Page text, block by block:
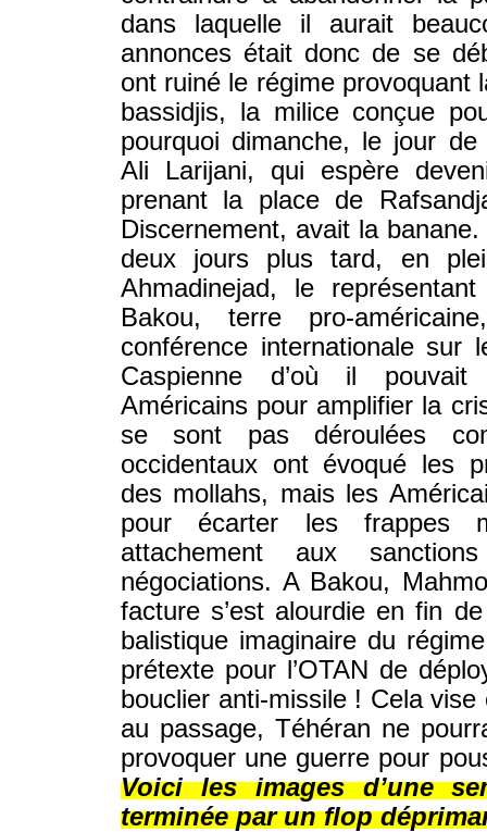
dans laquelle il aurait
annonces était donc de se
ont ruiné le régime provoquant
bassidjis, la milice conçue
pourquoi dimanche, le jour
Ali Larijani, qui espère
prenant la place de
Discernement, avait la
deux jours plus tard, en
Ahmadinejad, le
Bakou, terre pro-
conférence internationale sur
Caspienne d’où il
Américains pour amplifier la
se sont pas déroulées
occidentaux ont évoqué les
des mollahs, mais les
pour écarter les frappes
attachement aux
négociations. A Bakou,
facture s’est alourdie en fin
balistique imaginaire du
prétexte pour l’OTAN de
bouclier anti-missile ! Cela
au passage, Téhéran ne
provoquer une guerre pour
Voici les images d’une
terminée par un flop